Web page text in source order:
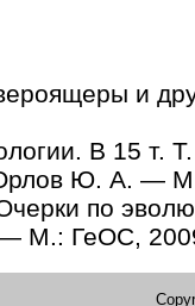
и
В 15 т.
Ю. А. —
по
— М.: ГеОС,